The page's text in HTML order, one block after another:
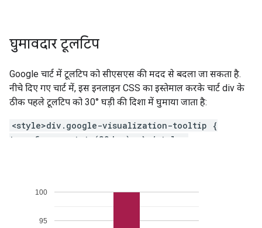
घुमावदार टूलटिप
Google चार्ट में टूलटिप को सीएसएस की मदद से बदला जा सकता है.
नीचे दिए गए चार्ट में, इस इनलाइन CSS का इस्तेमाल करके चार्ट div के
ठीक पहले टूलटिप को 30° घड़ी की दिशा में घुमाया जाता है:
<style>div.google-visualization-tooltip {
transform: rotate(30deg); }</style>